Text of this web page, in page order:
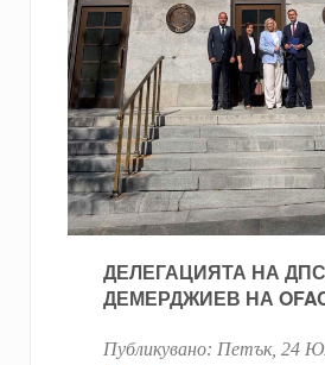
ДЕЛЕГАЦИЯТА НА
ДЕМЕРДЖИЕВ НА
Публикувано: Петък, 24